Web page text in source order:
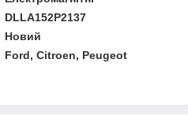
DLLA152P2137
Новий
Ford, Citroen, Peugeot